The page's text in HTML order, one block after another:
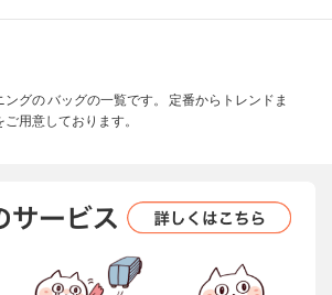
グの バッグの一覧です。 定番からトレンドま
用意しております。